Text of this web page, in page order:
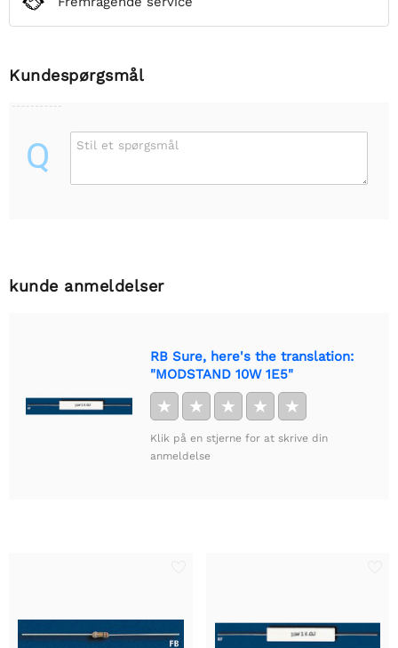
Kundespørgsmål
Q Stil et spørgsmål
kunde anmeldelser
RB Sure, here's the translation:
"MODSTAND 10W 1E5"
★ ★ ★ ★ ★
Klik på en stjerne for at skrive din
anmeldelse